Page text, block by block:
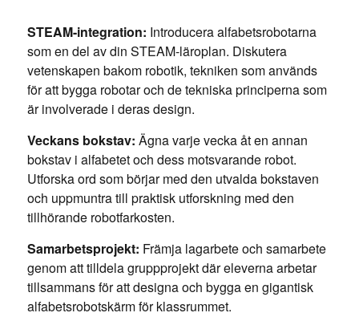
STEAM-integration: Introducera alfabetsrobotarna
som en del av din STEAM-läroplan. Diskutera
vetenskapen bakom robotik, tekniken som används
för att bygga robotar och de tekniska principerna som
är involverade i deras design.
Veckans bokstav: Ägna varje vecka åt en annan
bokstav i alfabetet och dess motsvarande robot.
Utforska ord som börjar med den utvalda bokstaven
och uppmuntra till praktisk utforskning med den
tillhörande robotfarkosten.
Samarbetsprojekt: Främja lagarbete och samarbete
genom att tilldela gruppprojekt där eleverna arbetar
tillsammans för att designa och bygga en gigantisk
alfabetsrobotskärm för klassrummet.